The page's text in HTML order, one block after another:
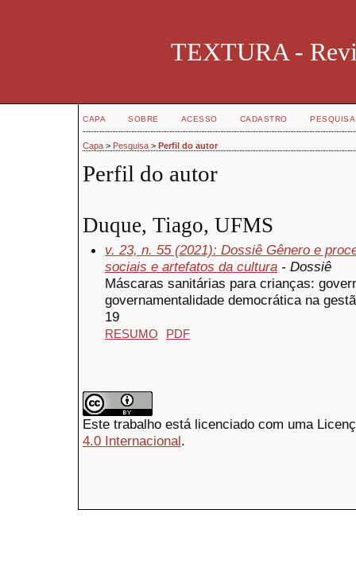
TEXTURA -
CAPA SOBRE ACESSO CADASTRO PESQUISA
Capa > Pesquisa > Perfil do autor
Perfil do autor
Duque, Tiago, UFMS
v. 23, n. 55 (2021): Dossiê Gênero e
sociais e artefatos da cultura - Dossiê
Máscaras sanitárias para crianças:
governamentalidade democrática na
19
RESUMO PDF
Este trabalho está licenciado com uma
4.0 Internacional.